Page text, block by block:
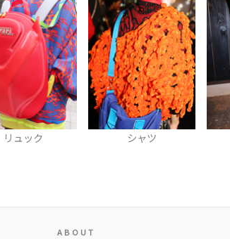
シャツ パンツ
ABOUT